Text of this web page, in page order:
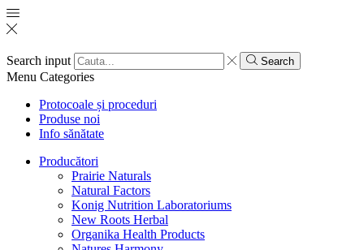
Search input Search
Menu Categories
Protocoale și proceduri
Produse noi
Info sănătate
Producători
Prairie Naturals
Natural Factors
Konig Nutrition Laboratoriums
New Roots Herbal
Organika Health Products